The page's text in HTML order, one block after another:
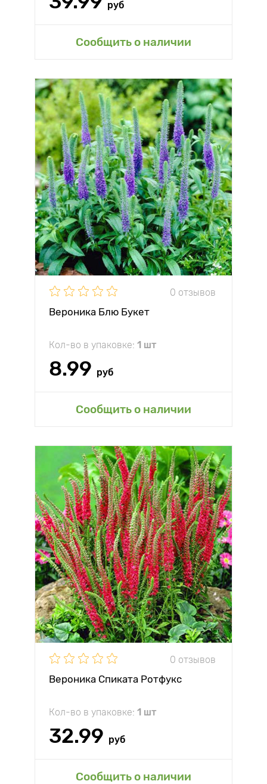
руб
Сообщить о наличии
0 отзывов
Вероника Блю Букет
Кол-во в упаковке: 1 шт
8.99 руб
Сообщить о наличии
0 отзывов
Вероника Спиката Ротфукс
Кол-во в упаковке: 1 шт
32.99 руб
Сообщить о наличии